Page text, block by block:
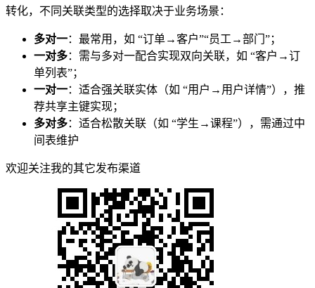
转化，不同关联类型的选择取决于业务场景：
多对一：最常用，如 “订单→客户”“员工→部门”；
一对多：需与多对一配合实现双向关联，如 “客户→订
单列表”；
一对一：适合强关联实体（如 “用户→用户详情”），推
荐共享主键实现；
多对多：适合松散关联（如 “学生→课程”），需通过中
间表维护
欢迎关注我的其它发布渠道